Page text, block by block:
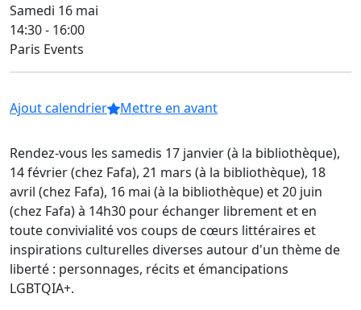
Samedi 16 mai
14:30 - 16:00
Paris Events
Ajout calendrier Mettre en avant
Rendez-vous les samedis 17 janvier (à la bibliothèque),
14 février (chez Fafa), 21 mars (à la bibliothèque), 18
avril (chez Fafa), 16 mai (à la bibliothèque) et 20 juin
(chez Fafa) à 14h30 pour échanger librement et en
toute convivialité vos coups de cœurs littéraires et
inspirations culturelles diverses autour d'un thème de
liberté : personnages, récits et émancipations
LGBTQIA+.